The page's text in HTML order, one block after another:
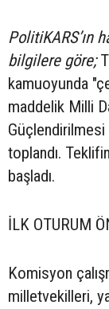
PolitiKARS’ın
bilgilere göre;
kamuoyunda
maddelik Milli
toplandı.
başladı.
İLK OTURUM
Komisyon
milletvekilleri,